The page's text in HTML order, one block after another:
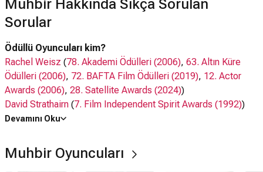
de anlar. Gerçek bir hikâyeye dayanan Muhbir, tek bir kadının
rezil gerçekler karşısında adalet arayışını anlatıyor.
Muhbir Hakkında Sıkça Sorulan
Sorular
Ödüllü Oyuncuları kim?
Rachel Weisz (78. Akademi Ödülleri (2006), 63. Altın Küre
Ödülleri (2006), 72. BAFTA Film Ödülleri (2019), 12. Actor
Awards (2006), 28. Satellite Awards (2024))
David Strathairn (7. Film Independent Spirit Awards (1992))
Vanessa Redgrave,Monica Bellucci
Devamını Oku
Muhbir Oyuncuları